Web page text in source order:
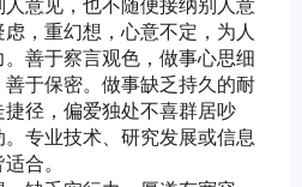
，重幻想，心意不定，为人
善于察言观色，做事心思细
于保密。做事缺乏持久的耐
径，偏爱独处不喜群居吵
专业技术、研究发展或信息
合。